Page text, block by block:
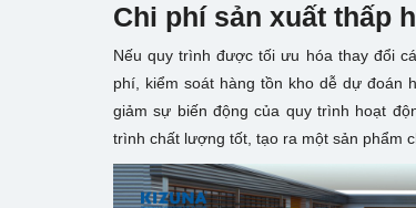
Chi phí sản xuất thấp
Nếu quy trình được tối ưu hóa thay đổi
phí, kiểm soát hàng tồn kho dễ dự đoán
giảm sự biến động của quy trình hoạt
trình chất lượng tốt, tạo ra một sản phẩm